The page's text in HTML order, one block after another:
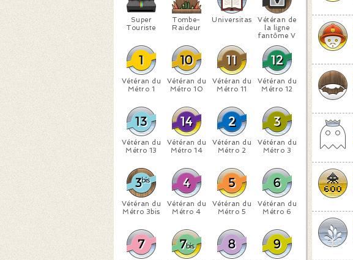
Super
Touriste
Tombe-
Raideur
Universitas
Vétéran de
la ligne
fantôme V
Vétéran du
Métro 1
Vétéran du
Métro 10
Vétéran du
Métro 11
Vétéran du
Métro 12
Vétéran du
Métro 13
Vétéran du
Métro 14
Vétéran du
Métro 2
Vétéran du
Métro 3
Vétéran du
Métro 3bis
Vétéran du
Métro 4
Vétéran du
Métro 5
Vétéran du
Métro 6